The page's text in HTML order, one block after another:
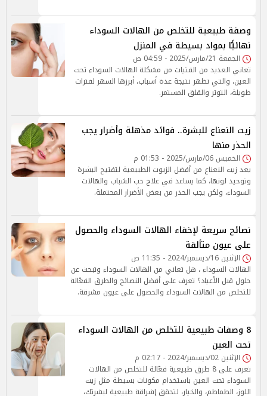
وصفة طبيعية للتخلص من الهالات السوداء
نهائيًّا بمواد بسيطة في المنزل
الجمعة 21/مارس/2025 - 04:59 ص
تعاني العديد من الفتيات من مشكلة الهالات السوداء تحت
العين، والتي تظهر نتيجة عدة أسباب، أبرزها السهر لفترات
طويلة، التوتر والقلق المستمر.
زيت النعناع للبشرة.. فوائد مذهلة وأضرار يجب
الحذر منها
الخميس 06/مارس/2025 - 01:53 م
يعد زيت النعناع من أفضل الزيوت الطبيعية لتفتيح البشرة
وتوحيد لونها، كما يساعد في علاج حب الشباب والهالات
السوداء، ولكن يجب الحذر من بعض الأضرار المحتملة.
نصائح سريعة لإخفاء الهالات السوداء والحصول
على عيون متألقة
الإثنين 16/ديسمبر/2024 - 11:35 ص
الهالات السوداء ، هل تعاني من الهالات السوداء وتبحث عن
حلول قبل الأعياد؟ تعرف على أفضل النصائح والطرق الفعّالة
للتخلص من الهالات السوداء والحصول على عيون مشرقة.
8 وصفات طبيعية للتخلص من الهالات السوداء
تحت العين
الإثنين 02/ديسمبر/2024 - 02:17 م
تعرف على 8 طرق طبيعية فعّالة للتخلص من الهالات
السوداء تحت العين باستخدام مكونات بسيطة مثل زيت
اللوز، الطماطم، والخيار، لتحقق إشراقة طبيعية لبشرتك،